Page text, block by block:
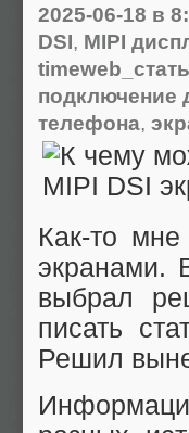
2025-06-18 в
DSI, MIPI
подключение
телефона,
Как-то мне
экранами.
выбрал
писать
Решил